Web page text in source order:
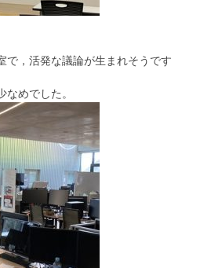
で，活発な議論が生まれそうです
めでした。